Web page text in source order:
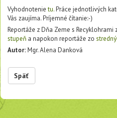
Vyhodnotenietu.Práce jednotlivých
Vás zaujíma. Príjemné čítanie:-)
Reportáže z Dňa Zeme s Recyklohrami
stupeň a napokon reportáže zo
Autor:Mgr. Alena Danková
Späť